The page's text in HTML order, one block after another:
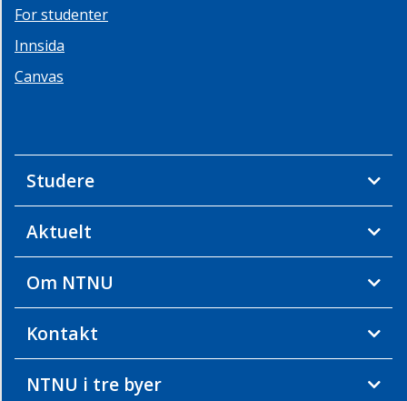
For studenter
Innsida
Canvas
Studere
Aktuelt
Om NTNU
Kontakt
NTNU i tre byer